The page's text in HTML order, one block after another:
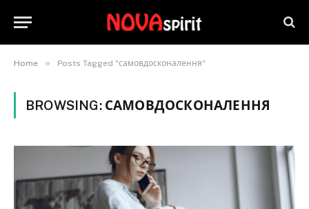
Home » Posts Tagged "самовдосконалення"
BROWSING: САМОВДОСКОНАЛЕННЯ